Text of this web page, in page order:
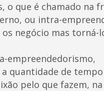
o que é chamado na
ou intra-
negócio mas torná-
empreendedorismo,
quantidade de tempo
pelo que fazem,